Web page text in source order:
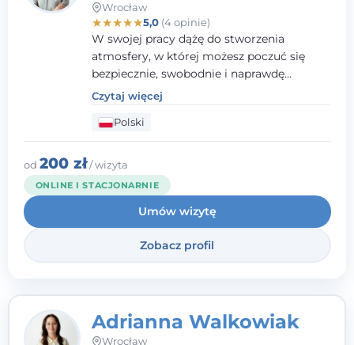
Wrocław
★★★★★5,0(4 opinie)
W swojej pracy dążę do stworzenia
atmosfery, w której możesz poczuć się
bezpiecznie, swobodnie i naprawdę
wysłuchany(-a). Zależy mi na
towarzyszeniu Ci w drodze do większego
dobrostanu, lepszego poznania siebie oraz
budowania wartościowych i
satysfakcjonujących relacji - zarówno z
innymi, jak i z samym sobą. Możliwość
bycia częścią tego procesu traktuję jako
duże wyróżnienie.
Czytaj więcej
Polski
od 200 zł/ wizyta
ONLINE I STACJONARNIE
Umów wizytę
Zobacz profil
Adrianna Walkowiak
Wrocław